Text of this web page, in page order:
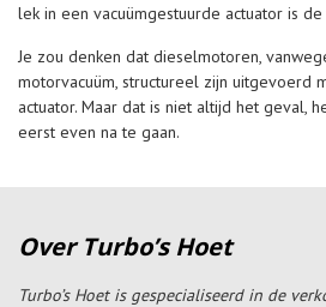
lek in een vacuümgestuurde actuator is
Je zou denken dat dieselmotoren,
motorvacuüm, structureel zijn uitgevoerd
actuator. Maar dat is niet altijd het geval,
eerst even na te gaan.
Over Turbo’s Hoet
Turbo’s Hoet is gespecialiseerd in de